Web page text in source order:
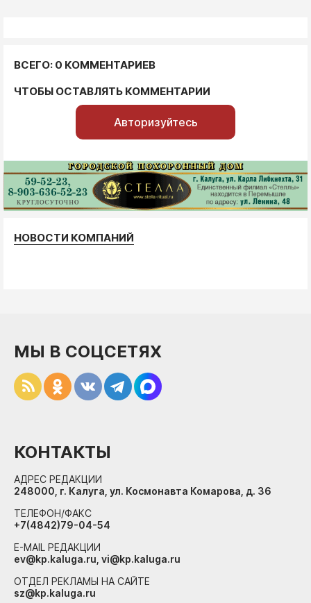
ВСЕГО: 0 КОММЕНТАРИЕВ
ЧТОБЫ ОСТАВЛЯТЬ КОММЕНТАРИИ
Авторизуйтесь
НОВОСТИ КОМПАНИЙ
МЫ В СОЦСЕТЯХ
КОНТАКТЫ
АДРЕС РЕДАКЦИИ
248000, г. Калуга, ул. Космонавта Комарова, д. 36
ТЕЛЕФОН/ФАКС
+7(4842)79-04-54
E-MAIL РЕДАКЦИИ
ev@kp.kaluga.ru, vi@kp.kaluga.ru
ОТДЕЛ РЕКЛАМЫ НА САЙТЕ
sz@kp.kaluga.ru